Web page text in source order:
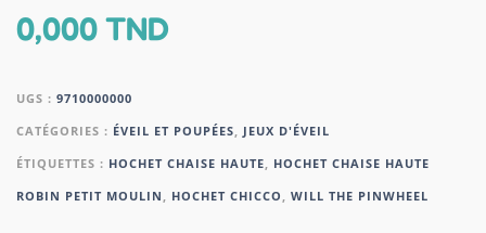
0,000TND
UGS : 9710000000
CATÉGORIES : ÉVEIL ET POUPÉES
JEUX D'ÉVEIL
ÉTIQUETTES : HOCHET CHAISE HAUTE
HOCHET CHAISE HAUTE
ROBIN PETIT MOULIN
HOCHET CHICCO WILL THE PINWHEEL